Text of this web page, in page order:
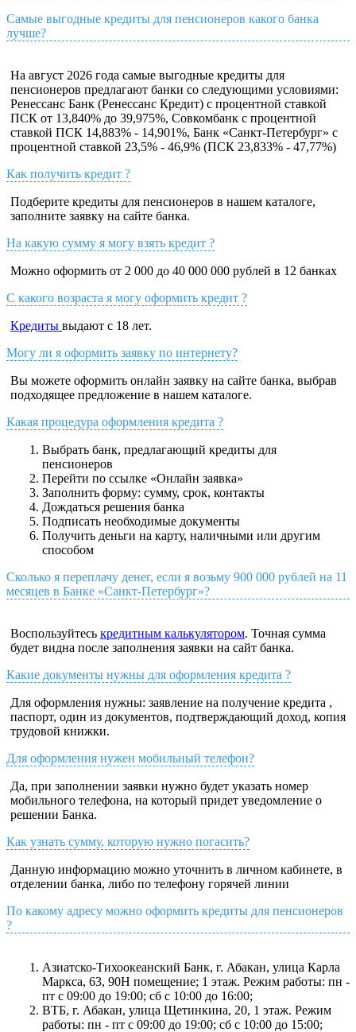
Самые выгодные кредиты для пенсионеров какого банка
лучше?
На август 2026 года самые выгодные кредиты для
пенсионеров предлагают банки со следующими условиями:
Ренессанс Банк (Ренессанс Кредит) с процентной ставкой
ПСК от 13,840% до 39,975%, Совкомбанк с процентной
ставкой ПСК 14,883% - 14,901%, Банк «Санкт-Петербург» с
процентной ставкой 23,5% - 46,9% (ПСК 23,833% - 47,77%)
Как получить кредит ?
Подберите кредиты для пенсионеров в нашем каталоге,
заполните заявку на сайте банка.
На какую сумму я могу взять кредит ?
Можно оформить от 2 000 до 40 000 000 рублей в 12 банках
С какого возраста я могу оформить кредит ?
Кредиты выдают с 18 лет.
Могу ли я оформить заявку по интернету?
Вы можете оформить онлайн заявку на сайте банка, выбрав
подходящее предложение в нашем каталоге.
Какая процедура оформления кредита ?
Выбрать банк, предлагающий кредиты для
пенсионеров
Перейти по ссылке «Онлайн заявка»
Заполнить форму: сумму, срок, контакты
Дождаться решения банка
Подписать необходимые документы
Получить деньги на карту, наличными или другим
способом
Сколько я переплачу денег, если я возьму 900 000 рублей на 11
месяцев в Банке «Санкт-Петербург»?
Воспользуйтесь кредитным калькулятором. Точная сумма
будет видна после заполнения заявки на сайт банка.
Какие документы нужны для оформления кредита ?
Для оформления нужны: заявление на получение кредита ,
паспорт, один из документов, подтверждающий доход, копия
трудовой книжки.
Для оформления нужен мобильный телефон?
Да, при заполнении заявки нужно будет указать номер
мобильного телефона, на который придет уведомление о
решении Банка.
Как узнать сумму, которую нужно погасить?
Данную информацию можно уточнить в личном кабинете, в
отделении банка, либо по телефону горячей линии
По какому адресу можно оформить кредиты для пенсионеров
?
Азиатско-Тихоокеанский Банк, г. Абакан, улица Карла
Маркса, 63, 90Н помещение; 1 этаж. Режим работы: пн -
пт с 09:00 до 19:00; сб с 10:00 до 16:00;
ВТБ, г. Абакан, улица Щетинкина, 20, 1 этаж. Режим
работы: пн - пт с 09:00 до 19:00; сб с 10:00 до 15:00;